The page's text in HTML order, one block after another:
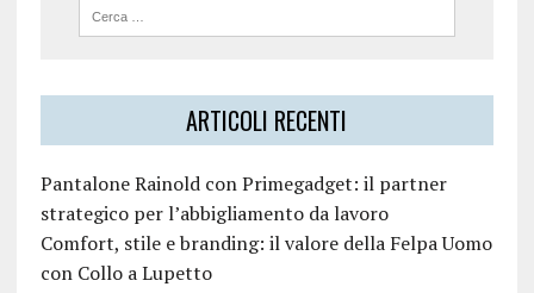
ARTICOLI RECENTI
Pantalone Rainold con Primegadget: il partner
strategico per l’abbigliamento da lavoro
Comfort, stile e branding: il valore della Felpa Uomo
con Collo a Lupetto